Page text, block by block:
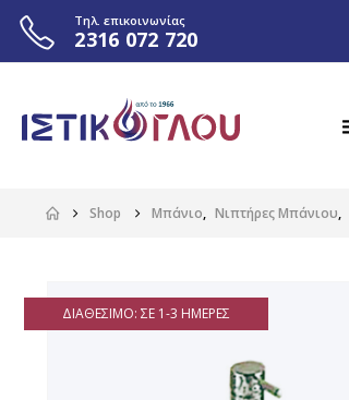
Τηλ. επικοινωνίας
2316 072 720
Shop Μπάνιο, Νιπτήρες Μπάνιου,
ΔΙΑΘΈΣΙΜΟ: ΣΕ 1-3 ΗΜΈΡΕΣ